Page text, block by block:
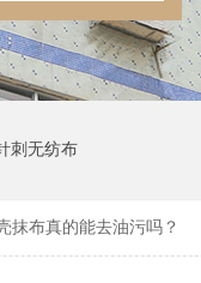
刺无纺布
抹布真的能去油污吗？